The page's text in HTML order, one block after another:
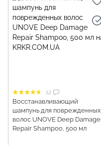
12
Восстанавливающий
шампунь для поврежденных
волос UNOVE Deep Damage
Repair Shampoo, 500 мл